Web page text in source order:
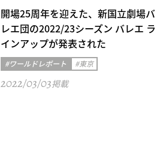
開場25周年を迎えた、新国立劇場バ
レエ団の2022/23シーズン バレエ ラ
インアップが発表された
#ワールドレポート #東京
2022/03/03掲載